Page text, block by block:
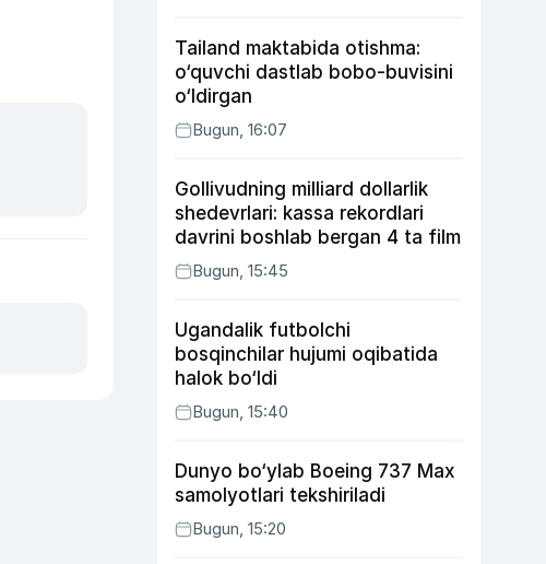
Tailand maktabida otishma:
o‘quvchi dastlab bobo-buvisini
o‘ldirgan
Bugun, 16:07
Gollivudning milliard dollarlik
shedevrlari: kassa rekordlari
davrini boshlab bergan 4 ta film
Bugun, 15:45
Ugandalik futbolchi
bosqinchilar hujumi oqibatida
halok bo‘ldi
Bugun, 15:40
Dunyo bo‘ylab Boeing 737 Max
samolyotlari tekshiriladi
Bugun, 15:20